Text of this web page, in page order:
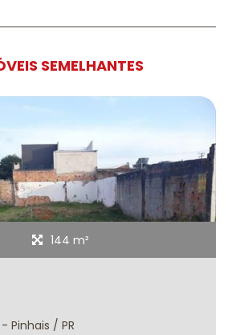
SEMELHANTES
144 m²
Pinhais / PR